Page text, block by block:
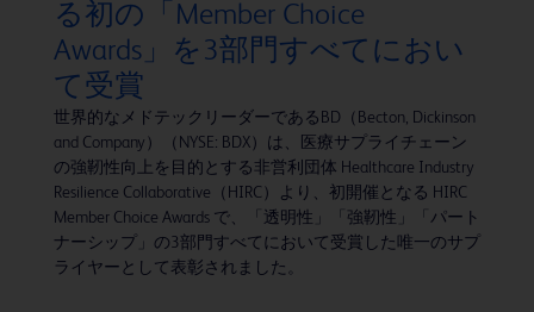
る初の「Member Choice
Awards」を3部門すべてにおい
て受賞
世界的なメドテックリーダーであるBD（Becton, Dickinson
and Company）（NYSE: BDX）は、医療サプライチェーン
の強靭性向上を目的とする非営利団体 Healthcare Industry
Resilience Collaborative（HIRC）より、初開催となる HIRC
Member Choice Awards で、「透明性」「強靭性」「パート
ナーシップ」の3部門すべてにおいて受賞した唯一のサプ
ライヤーとして表彰されました。